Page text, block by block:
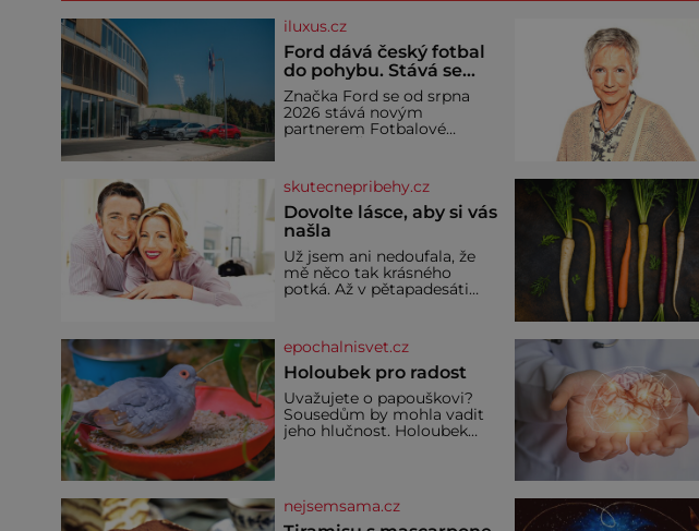
iluxus.cz
Ford dává český fotbal
do pohybu. Stává se
novým partnerem
FAČR
Značka Ford se od srpna
2026 stává novým
partnerem Fotbalové
zajistí mobilitu asociace,
reprezentačních týmů i
českého fotbalu v
regionech. Partner
skutecnepribehy.cz
Dovolte lásce, aby si vás
našla
Už jsem ani nedoufala, že
mě něco tak krásného
potká. Až v pětapadesáti
vdávala, když mi bylo
dvacet. Oba jsme byli mladí
a byl to tak říkajíc sňatek z
rozumu. Rodiče nás dali
dohromady, Toník byl dobře
zaopatřený mladý muž.
Manželství nám oběma
epochalnisvet.cz
Holoubek pro radost
Uvažujete o papouškovi?
Sousedům by mohla vadit
jeho hlučnost. Holoubek
se i pro chovatele
začátečníky. Jedná se o
nejsemsama.cz